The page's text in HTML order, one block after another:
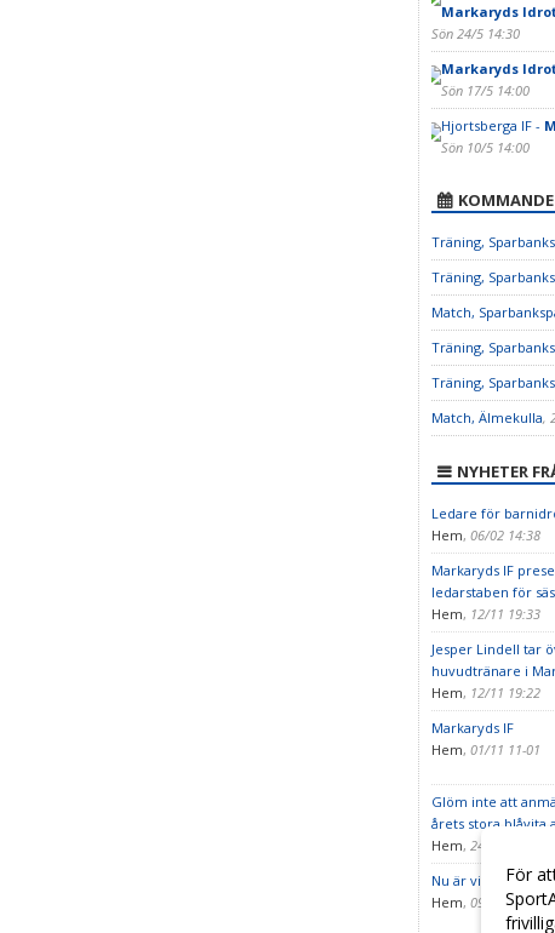
Markaryds
Sön 24/5 14:30
Markaryds
Sön 17/5 14:00
Hjortsberga IF -
Sön 10/5 14:00
Träning,
Träning,
Match,
Träning,
Träning,
Match, Älmekulla,
NYHETER
Ledare för
Hem, 06/02 14:38
Markaryds IF
ledarstaben för
Hem, 12/11 19:33
Jesper Lindell tar
huvudtränare i
Hem, 12/11 19:22
Markaryds IF
Hem, 01/11 11-01
Glöm inte att
årets stora blåvita
Hem, 24/10 14:53
Nu är vi med i
Hem, 09/10 10-09
För